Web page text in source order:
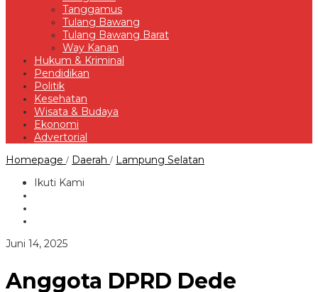
Tanggamus
Tulang Bawang
Tulang Bawang Barat
Way Kanan
Hukum & Kriminal
Pendidikan
Politik
Kesehatan
Wisata & Budaya
Ekonomi
Advertorial
Homepage / Daerah / Lampung Selatan
Punya
Pandangan
Ikuti Kami
Juni 14, 2025oleh
Anggota DPRD Dede